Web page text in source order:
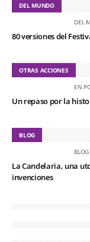
DEL MUNDO
DEL
80 versiones del
OTRAS ACCIONES
EN
Un repaso por la
BLOG
BLOG
La Candelaria, una
invenciones